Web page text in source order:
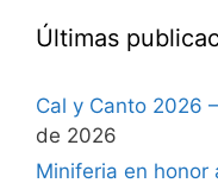
Últimas
Cal y Canto 2026
de 2026
Miniferia en honor